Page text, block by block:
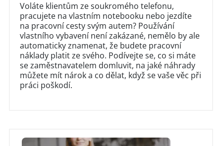
Voláte klientům ze soukromého telefonu,
pracujete na vlastním notebooku nebo jezdíte
na pracovní cesty svým autem? Používání
vlastního vybavení není zakázané, nemělo by ale
automaticky znamenat, že budete pracovní
náklady platit ze svého. Podívejte se, co si máte
se zaměstnavatelem domluvit, na jaké náhrady
můžete mít nárok a co dělat, když se vaše věc při
práci poškodí.